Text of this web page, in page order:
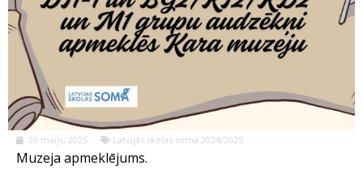
29 maijs, 2025 Latvijas skolas soma 2024/2025
Muzeja apmeklējums.